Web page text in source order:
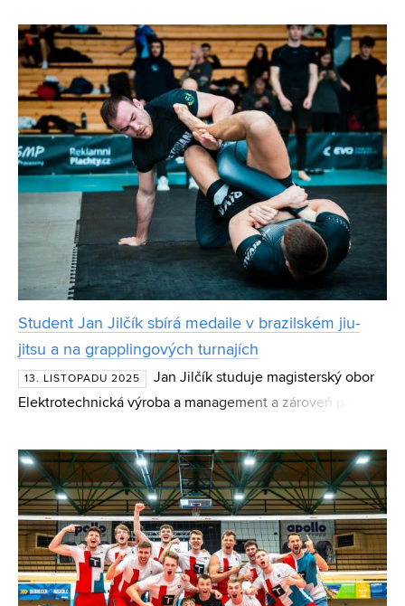
CESA VUT Eliška Jordánková se věnuje datové analýze,
stro
Student Jan Jilčík sbírá medaile v brazilském jiu-
jitsu a na grapplingových turnajích
13. LISTOPADU 2025
Jan Jilčík studuje magisterský obor
Elektrotechnická výroba a management a zároveň patří
77 kg) v brazilském jiu-jitsu. Za poslední půlrok zí